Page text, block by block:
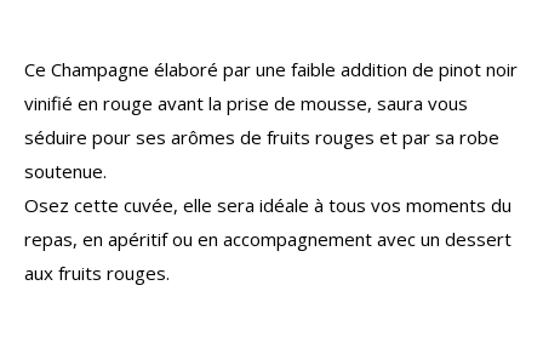
Ce Champagne élaboré par une faible addition de pinot noir
vinifié en rouge avant la prise de mousse, saura vous
séduire pour ses arômes de fruits rouges et par sa robe
soutenue.
Osez cette cuvée, elle sera idéale à tous vos moments du
repas, en apéritif ou en accompagnement avec un dessert
aux fruits rouges.